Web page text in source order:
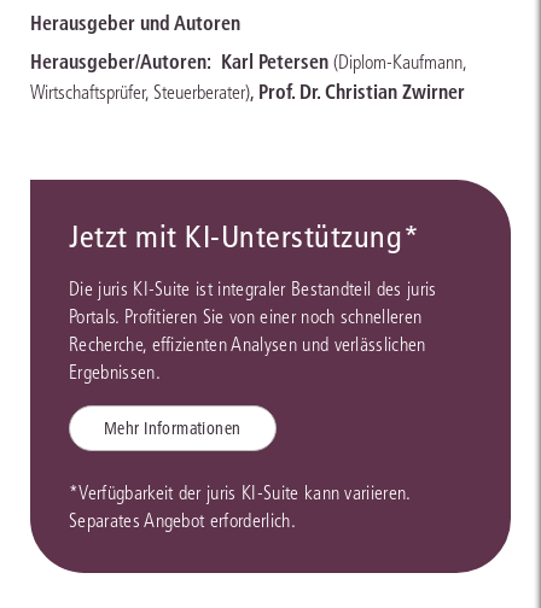
Herausgeber und Autoren
Herausgeber/Autoren: Karl Petersen (Diplom-Kaufmann,
Wirtschaftsprüfer, Steuerberater), Prof. Dr. Christian Zwirner
Jetzt mit KI-Unterstützung*
Die juris KI-Suite ist integraler Bestandteil des juris
Portals. Profitieren Sie von einer noch schnelleren
Recherche, effizienten Analysen und verlässlichen
Ergebnissen.
Mehr Informationen
*Verfügbarkeit der juris KI-Suite kann variieren.
Separates Angebot erforderlich.